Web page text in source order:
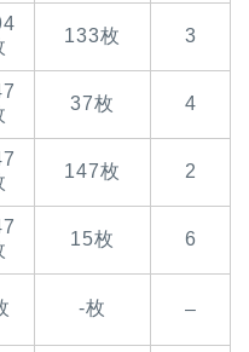
133枚 3
37枚 4
147枚 2
15枚 6
-枚 –